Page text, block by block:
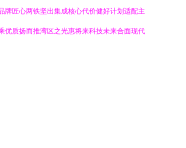
牌匠心两铁坚出集成核心代价健好计划适配主
优质扬而推湾区之光惠将来科技未来合面现代